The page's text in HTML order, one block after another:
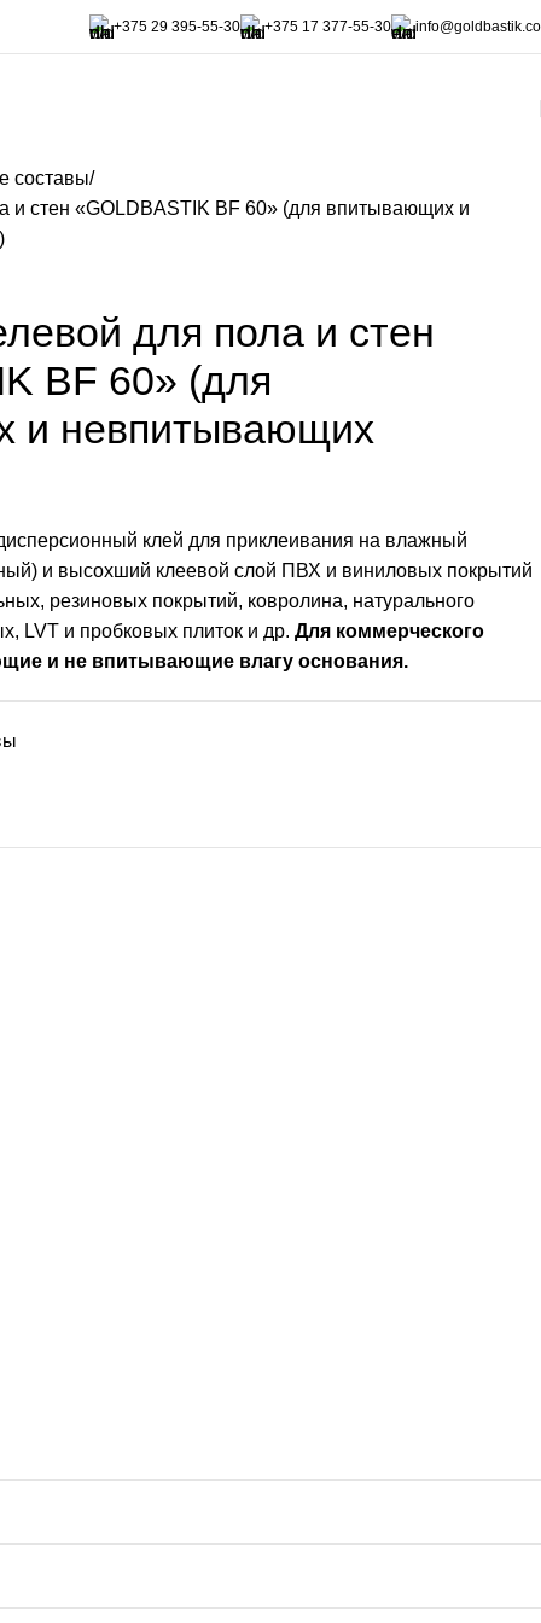
+375 29 395-55-30 +375 17 377-55-30
составы
и стен «GOLDBASTIK BF 60» (для впитывающих и
для пола и стен
BF 60» (для
и невпитывающих
клей для приклеивания на влажный
и высохший клеевой слой ПВХ и виниловых покрытий
резиновых покрытий, ковролина, натурального
LVT и пробковых плиток и др. Для коммерческого
и не впитывающие влагу основания.